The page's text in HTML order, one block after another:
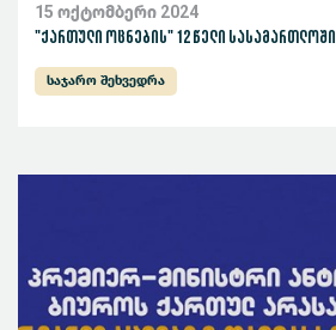
15 ოქტომბერი 2024
"ქართული ოცნების" 12 წელი სასამართლოში
საჯარო შეხვედრა